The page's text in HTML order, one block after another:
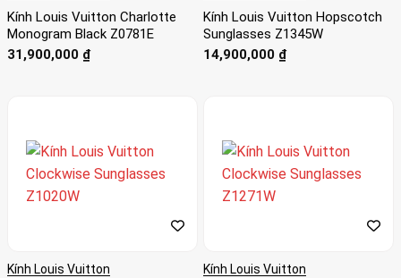
Kính Louis Vuitton Charlotte
Monogram Black Z0781E
31,900,000 ₫
Kính Louis Vuitton Hopscotch
Sunglasses Z1345W
14,900,000 ₫
Kính Louis Vuitton Kính Louis Vuitton